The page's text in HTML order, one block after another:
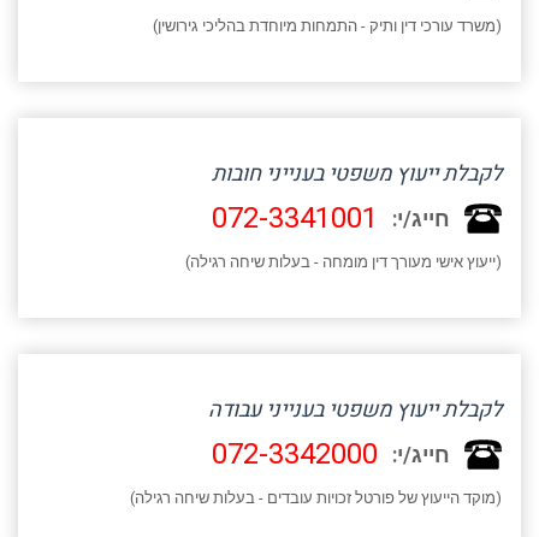
(משרד עורכי דין ותיק - התמחות מיוחדת בהליכי גירושין)
לקבלת ייעוץ משפטי בענייני חובות
חייג/י: 072-3341001
(ייעוץ אישי מעורך דין מומחה - בעלות שיחה רגילה)
לקבלת ייעוץ משפטי בענייני עבודה
חייג/י: 072-3342000
(מוקד הייעוץ של פורטל זכויות עובדים - בעלות שיחה רגילה)